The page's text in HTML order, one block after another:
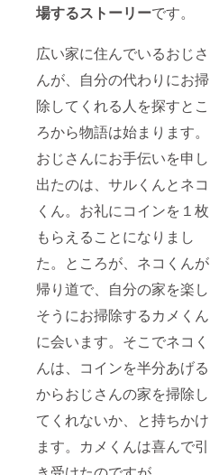
場するストーリーです。
広い家に住んでいるおじさ
んが、自分の代わりにお掃
除してくれる人を探すとこ
ろから物語は始まります。
おじさんにお手伝いを申し
出たのは、サルくんとネコ
くん。お礼にコインを１枚
もらえることになりまし
た。ところが、ネコくんが
帰り道で、自分の家を楽し
そうにお掃除するカメくん
に会います。そこでネコく
んは、コインを半分あげる
からおじさんの家を掃除し
てくれないか、と持ちかけ
ます。カメくんは喜んで引